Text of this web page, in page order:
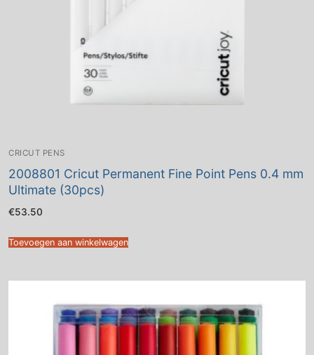
CRICUT PENS
2008801 Cricut Permanent Fine Point Pens 0.4 mm
Ultimate (30pcs)
€53.50
Toevoegen aan winkelwagen